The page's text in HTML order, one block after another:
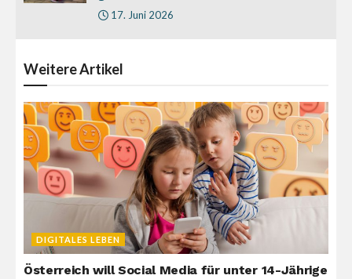
17. Juni 2026
WeitereArtikel
DIGITALES LEBEN
Österreich will Social Media für unter 14-Jährige